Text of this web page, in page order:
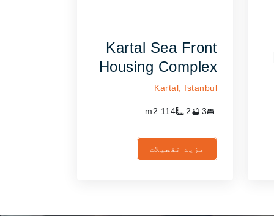
Kartal Sea Front
Housing Complex
Kartal, Istanbul
3
2
114
مزید تفصیلات